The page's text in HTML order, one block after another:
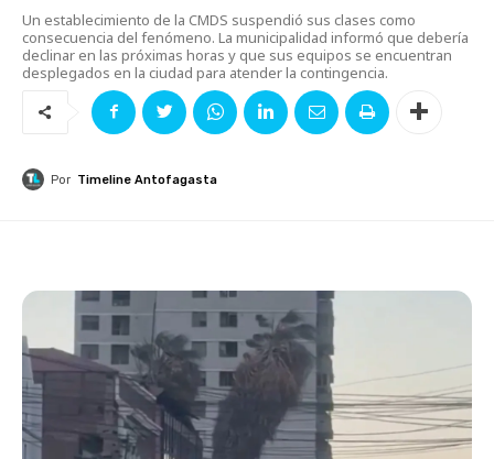
Un establecimiento de la CMDS suspendió sus clases como
consecuencia del fenómeno. La municipalidad informó que debería
declinar en las próximas horas y que sus equipos se encuentran
desplegados en la ciudad para atender la contingencia.
Por Timeline Antofagasta